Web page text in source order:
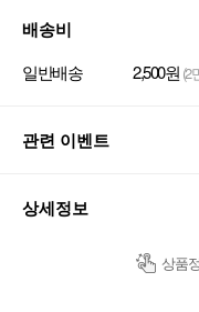
배송비
일반배송 2,500원 (2
관련 이벤트
상세정보
상품